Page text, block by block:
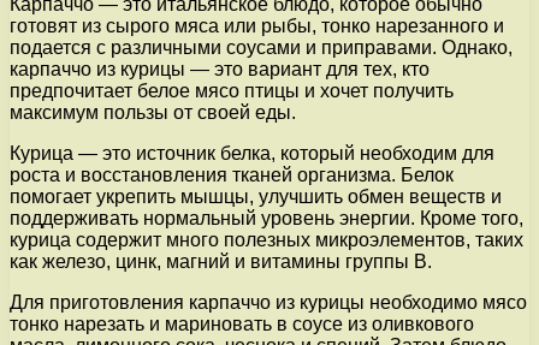
Карпаччо — это итальянское блюдо, которое обычно
готовят из сырого мяса или рыбы, тонко нарезанного и
подается с различными соусами и приправами. Однако,
карпаччо из курицы — это вариант для тех, кто
предпочитает белое мясо птицы и хочет получить
максимум пользы от своей еды.
Курица — это источник белка, который необходим для
роста и восстановления тканей организма. Белок
помогает укрепить мышцы, улучшить обмен веществ и
поддерживать нормальный уровень энергии. Кроме того,
курица содержит много полезных микроэлементов, таких
как железо, цинк, магний и витамины группы В.
Для приготовления карпаччо из курицы необходимо мясо
тонко нарезать и мариновать в соусе из оливкового